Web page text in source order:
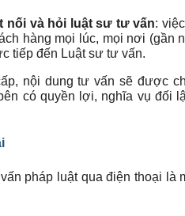
nối và hỏi luật sư tư vấn:
hàng mọi lúc, mọi nơi (gần
tiếp đến Luật sư tư vấn.
nội dung tư vấn sẽ được
có quyền lợi, nghĩa vụ đối
pháp luật qua điện thoại là